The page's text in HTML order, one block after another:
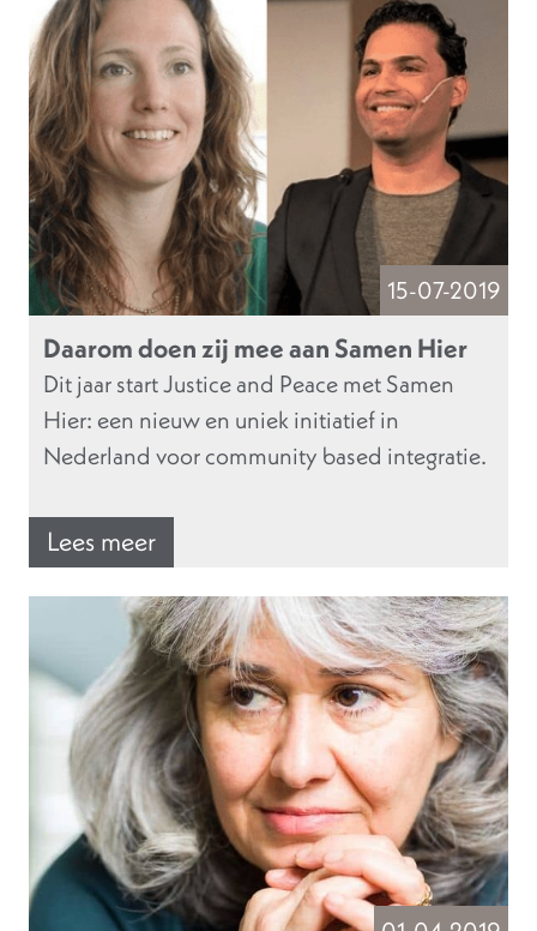
15-07-2019
Daarom doen zij mee aan Samen Hier
Dit jaar start Justice and Peace met Samen
Hier: een nieuw en uniek initiatief in
Nederland voor community based integratie.
Lees meer